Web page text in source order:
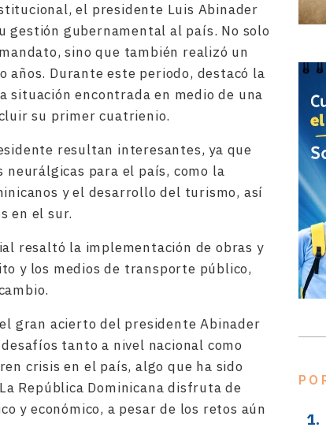
el presidente Luis Abinader
gestión gubernamental al país. No solo
sino que también realizó un
Durante este periodo, destacó la
situación encontrada en medio de una
su primer cuatrienio.
resultan interesantes, ya que
para el país, como la
y el desarrollo del turismo, así
en el sur.
resaltó la implementación de obras y
y los medios de transporte público,
gran acierto del presidente Abinader
tanto a nivel nacional como
crisis en el país, algo que ha sido
República Dominicana disfruta de
y económico, a pesar de los retos aún